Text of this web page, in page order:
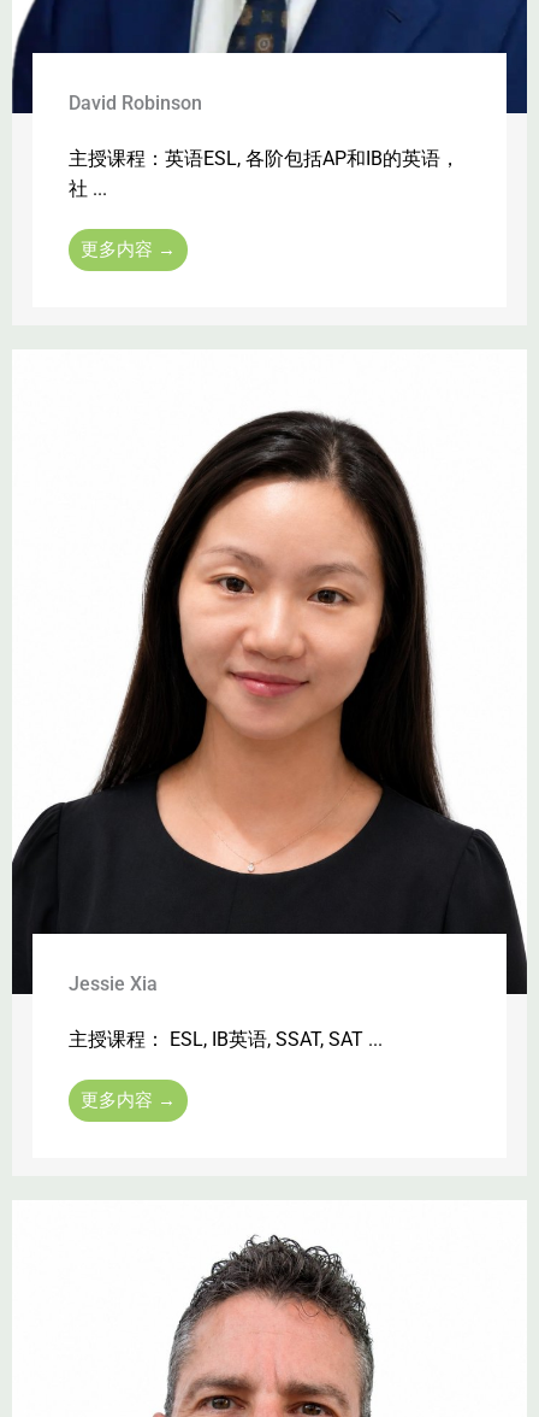
David Robinson
主授课程：英语ESL, 各阶包括AP和IB的英语，
社 ...
更多内容 →
Jessie Xia
主授课程： ESL, IB英语, SSAT, SAT ...
更多内容 →